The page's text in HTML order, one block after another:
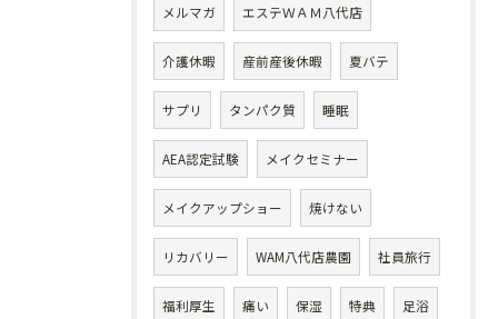
メルマガ エステＷＡＭ八代店
介護休暇 産前産後休暇 夏バテ
サプリ タンパク質 睡眠
AEA認定試験 メイクセミナー
メイクアップショー 焼けない
リカバリー WAM八代店農園 社員旅行
福利厚生 痛い 保湿 特典 足浴